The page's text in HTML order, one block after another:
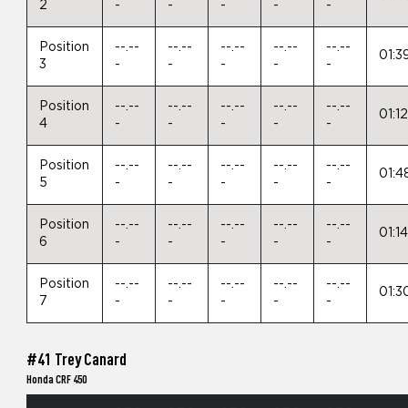
2
-
-
-
-
-
Position
3
--.--
-
--.--
-
--.--
-
--.--
-
--.--
-
Position
4
--.--
-
--.--
-
--.--
-
--.--
-
--.--
-
Position
5
--.--
-
--.--
-
--.--
-
--.--
-
--.--
-
Position
6
--.--
-
--.--
-
--.--
-
--.--
-
--.--
-
Position
7
--.--
-
--.--
-
--.--
-
--.--
-
--.--
-
#41 Trey Canard
Honda CRF 450